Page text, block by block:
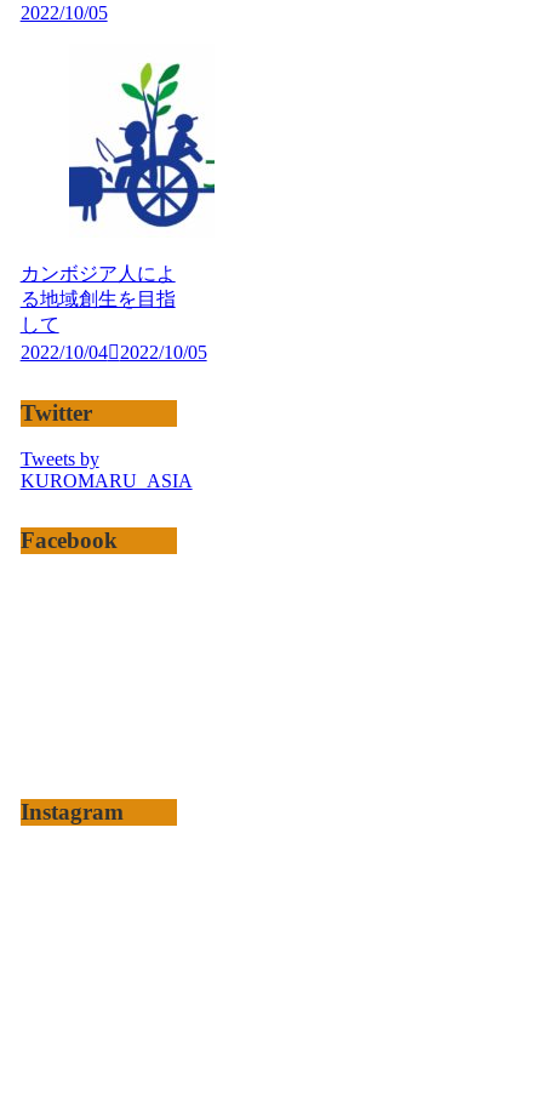
2022/10/05
カンボジア人によ
る地域創生を目指
して
2022/10/04
2022/10/05
Twitter
Tweets by
KUROMARU_ASIA
Facebook
Instagram